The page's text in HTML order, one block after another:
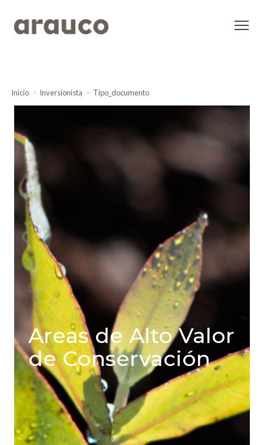
Inicio Inversionista Tipo_documento
Areas de Alto Valor
de Conservación